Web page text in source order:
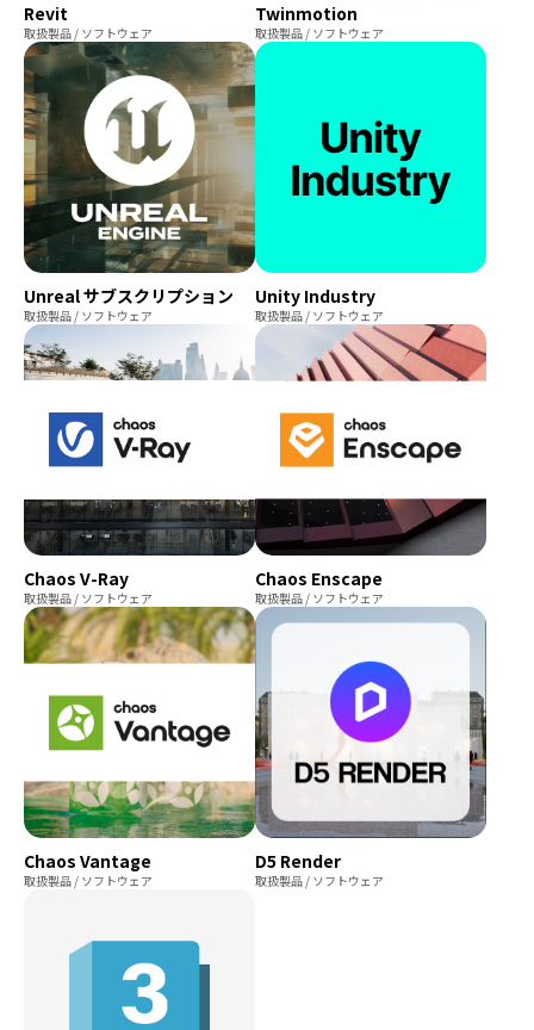
Revit
取扱製品 / ソフトウェア
Twinmotion
取扱製品 / ソフトウェア
Unreal サブスクリプション
取扱製品 / ソフトウェア
Unity Industry
取扱製品 / ソフトウェア
Chaos V-Ray
取扱製品 / ソフトウェア
Chaos Enscape
取扱製品 / ソフトウェア
Chaos Vantage
取扱製品 / ソフトウェア
D5 Render
取扱製品 / ソフトウェア